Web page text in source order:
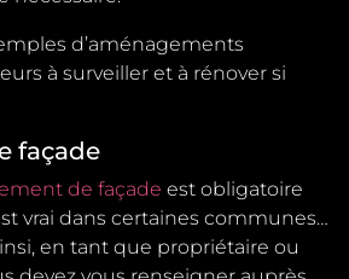
d’aménagements
à surveiller et à rénover si
façade
de façade est obligatoire
vrai dans certaines communes…
en tant que propriétaire ou